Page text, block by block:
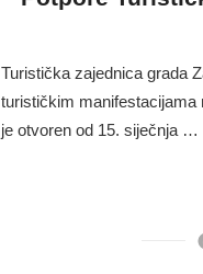
Turistička zajednica grada
turističkim manifestacijama
je otvoren od 15. siječnja …